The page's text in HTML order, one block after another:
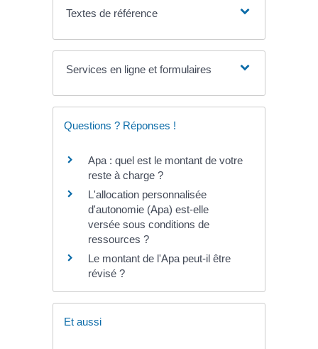
Textes de référence
Services en ligne et formulaires
Questions ? Réponses !
Apa : quel est le montant de votre
reste à charge ?
L'allocation personnalisée
d'autonomie (Apa) est-elle
versée sous conditions de
ressources ?
Le montant de l'Apa peut-il être
révisé ?
Et aussi